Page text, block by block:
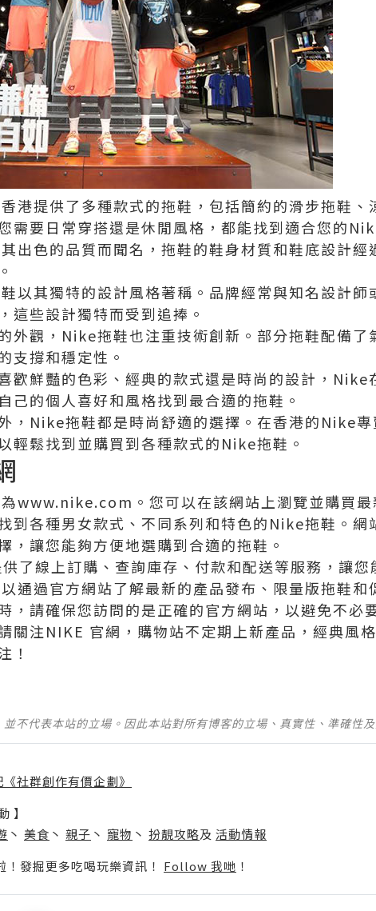
港提供了多種款式的拖鞋，包括簡約的滑步拖鞋、
需要日常穿搭還是休閒風格，都能找到適合您的
出色的品質而聞名，拖鞋的鞋身材質和鞋底設計經
以其獨特的設計風格著稱。品牌經常與知名設計師
這些設計獨特而受到追捧。
外觀，Nike拖鞋也注重技術創新。部分拖鞋配備了
支撐和穩定性。
歡鮮豔的色彩、經典的款式還是時尚的設計，Nike
己的個人喜好和風格找到最合適的拖鞋。
，Nike拖鞋都是時尚舒適的選擇。在香港的Nike
輕鬆找到並購買到各種款式的Nike拖鞋。
www.nike.com。您可以在該網站上瀏覽並購買
到各種男女款式、不同系列和特色的Nike拖鞋。網
，讓您能夠方便地選購到合適的拖鞋。
了線上訂購、查詢庫存、付款和配送等服務，讓
通過官方網站了解最新的產品發布、限量版拖鞋和
，請確保您訪問的是正確的官方網站，以避免不必
關注NIKE 官網，購物站不定期上新產品，經典風
！
不代表本站的立場。因此本站對所有博客的立場、真實性、準確性
社群創作有價企劃》
】
丶 美食 丶 親子 丶 寵物 丶 扮靚攻略及 活動情報
發掘更多吃喝玩樂資訊！ Follow 我哋 ！